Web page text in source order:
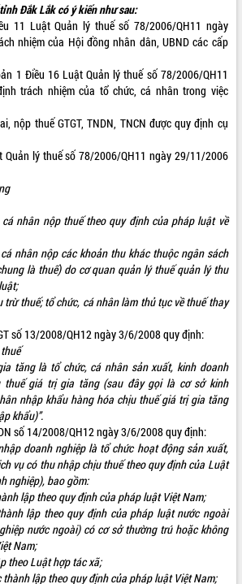
phí
Pui
thường kỳ
Việt
chương
nhiệm
dân
nội dung
Minh
công với
thiết chế
cầu
Lắk gặp
Hồ Chí
cốt liệt sĩ
Hòa
trong
khai quy
và Môi
khảo sát
đóng gói
Đắk Lắk có ý kiến như sau:
11 Luật Quản lý thuế số 78/2006/QH11 ngày
nhiệm của Hội đồng nhân dân, UBND các cấp
1 Điều 16 Luật Quản lý thuế số 78/2006/QH11
trách nhiệm của tổ chức, cá nhân trong việc
nộp thuế GTGT, TNDN, TNCN được quy định cụ
Quản lý thuế số 78/2006/QH11 ngày 29/11/2006
nhân nộp thuế theo quy định của pháp luật về
nhân nộp các khoản thu khác thuộc ngân sách
là thuế) do cơ quan quản lý thuế quản lý thu
trừ thuế; tổ chức, cá nhân làm thủ tục về thuế thay
số 13/2008/QH12 ngày 3/6/2008 quy định:
tăng là tổ chức, cá nhân sản xuất, kinh doanh
thuế giá trị gia tăng (sau đây gọi là cơ sở kinh
nhập khẩu hàng hóa chịu thuế giá trị gia tăng
khẩu)”.
số 14/2008/QH12 ngày 3/6/2008 quy định:
doanh nghiệp là tổ chức hoạt động sản xuất,
vụ có thu nhập chịu thuế theo quy định của Luật
nghiệp), bao gồm:
lập theo quy định của pháp luật Việt Nam;
lập theo quy định của pháp luật nước ngoài
nước ngoài) có cơ sở thường trú hoặc không
Nam;
theo Luật hợp tác xã;
lập theo quy định của pháp luật Việt Nam;